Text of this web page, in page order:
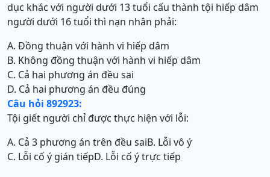
dục khác với người dưới 13 tuổi cấu thành tội hiếp dâm
người dưới 16 tuổi thì nạn nhân phải:
A. Đồng thuận với hành vi hiếp dâm
B. Không đồng thuận với hành vi hiếp dâm
C. Cả hai phương án đều sai
D. Cả hai phương án đều đúng
Câu hỏi 892923:
Tội giết người chỉ được thực hiện với lỗi:
A. Cả 3 phương án trên đều saiB. Lỗi vô ý
C. Lỗi cố ý gián tiếpD. Lỗi cố ý trực tiếp